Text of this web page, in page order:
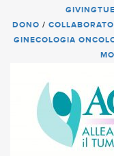
DONO /
GINECOLOGIA